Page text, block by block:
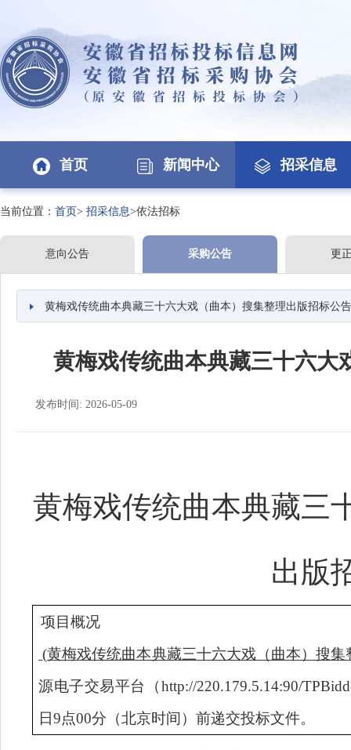
首页 新闻中心 招采信息
当前位置： 首页> 招采信息>依法招标
意向公告 采购公告 更
黄梅戏传统曲本典藏三十六大戏（曲本）搜集整理出版招标公告
黄梅戏传统曲本典藏三十六大
发布时间: 2026-05-09
黄梅戏传统曲本典藏三
出版
项目概况
(黄梅戏传统曲本典藏三十六大戏（曲本）搜集
源电子交易平台（http://220.179.5.14:90/
日9点00分（北京时间）前递交投标文件。